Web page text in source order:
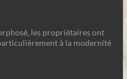
les propriétaires ont
à la modernité